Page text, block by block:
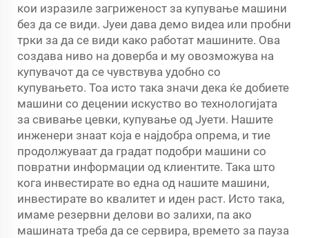
кои изразиле загриженост за купување машини
без да се види. Јуеи дава демо видеа или пробни
трки за да се види како работат машините. Ова
создава ниво на доверба и му овозможува на
купувачот да се чувствува удобно со
купувањето. Тоа исто така значи дека ќе добиете
машини со децении искуство во технологијата
за свивање цевки, купување од Јуети. Нашите
инженери знаат која е најдобра опрема, и тие
продолжуваат да градат подобри машини со
повратни информации од клиентите. Така што
кога инвестирате во една од нашите машини,
инвестирате во квалитет и иден раст. Исто така,
имаме резервни делови во залихи, па ако
машината треба да се сервира, времето за пауза